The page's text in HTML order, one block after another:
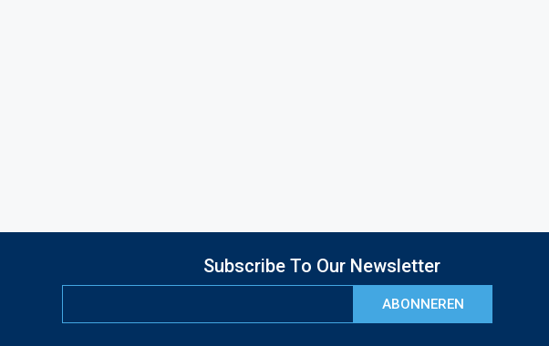
Subscribe To Our Newsletter
ABONNEREN